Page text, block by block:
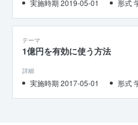
実施時期 2019-05-01 形式
テーマ
1億円を有効に使う方法
詳細
実施時期 2017-05-01 形式